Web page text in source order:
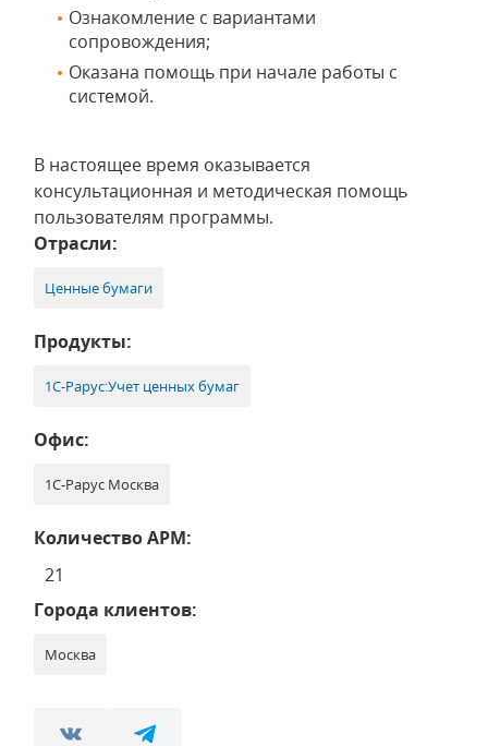
Ознакомление с вариантами
сопровождения;
Оказана помощь при начале работы с
системой.
В настоящее время оказывается
консультационная и методическая помощь
пользователям программы.
Отрасли:
Ценные бумаги
Продукты:
1С-Рарус:Учет ценных бумаг
Офис:
1С-Рарус Москва
Количество АРМ:
21
Города клиентов:
Москва